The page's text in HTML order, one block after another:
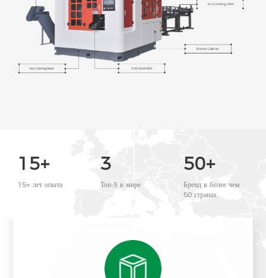
15+
15+ лет опыта
3
Топ-3 в мире
50+
Бренд в более чем
50 странах